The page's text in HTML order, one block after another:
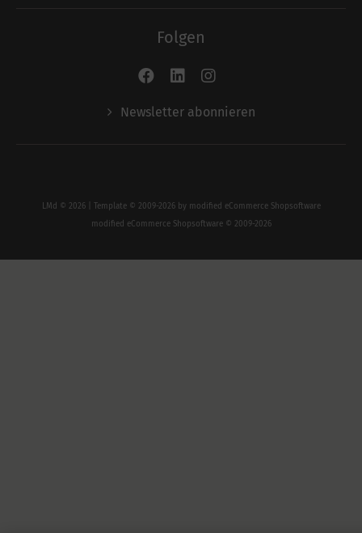
Folgen
Newsletter abonnieren
LMd © 2026 | Template © 2009-2026 by mod ified eCommerce Shopsoftware
mod ified eCommerce Shopsoftware © 2009-2026